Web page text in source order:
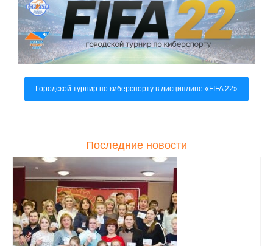
Городской турнир по киберспорту в дисциплине «FIFA 22»
Последние новости